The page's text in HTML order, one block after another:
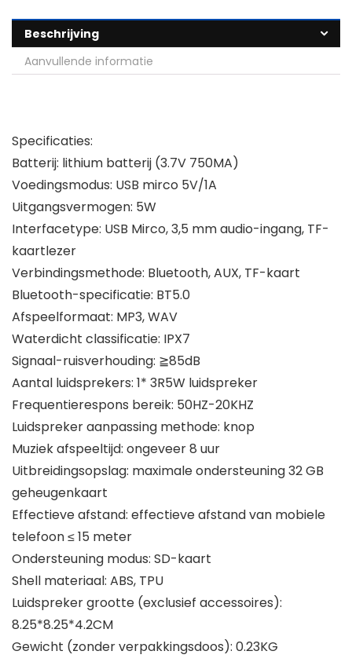
Beschrijving
Aanvullende informatie
Specificaties:
Batterij: lithium batterij (3.7V 750MA)
Voedingsmodus: USB mirco 5V/1A
Uitgangsvermogen: 5W
Interfacetype: USB Mirco, 3,5 mm audio-ingang, TF-
kaartlezer
Verbindingsmethode: Bluetooth, AUX, TF-kaart
Bluetooth-specificatie: BT5.0
Afspeelformaat: MP3, WAV
Waterdicht classificatie: IPX7
Signaal-ruisverhouding: ≧85dB
Aantal luidsprekers: 1* 3R5W luidspreker
Frequentierespons bereik: 50HZ-20KHZ
Luidspreker aanpassing methode: knop
Muziek afspeeltijd: ongeveer 8 uur
Uitbreidingsopslag: maximale ondersteuning 32 GB
geheugenkaart
Effectieve afstand: effectieve afstand van mobiele
telefoon ≤ 15 meter
Ondersteuning modus: SD-kaart
Shell materiaal: ABS, TPU
Luidspreker grootte (exclusief accessoires):
8.25*8.25*4.2CM
Gewicht (zonder verpakkingsdoos): 0.23KG